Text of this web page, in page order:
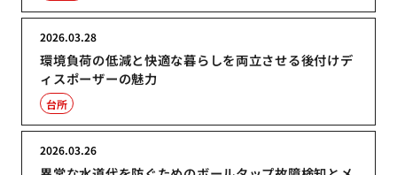
環境負荷の低減と快適な暮らしを両立させる後付けデ
ィスポーザーの魅力
2026.03.28
台所
2026.03.26